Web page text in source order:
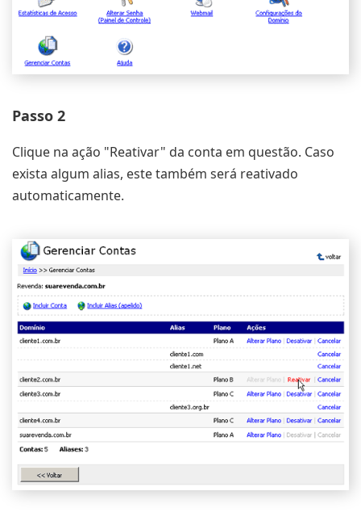
Passo 2
Clique na ação "Reativar" da conta em questão. Caso
exista algum alias, este também será reativado
automaticamente.